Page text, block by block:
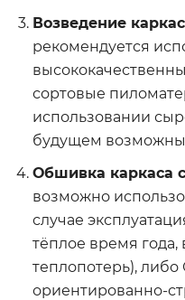
Возведение
рекомендуется
сортовые
использовании
будущем
Обшивка каркаса
возможно
случае
тёплое время
теплопотерь),
ориентированно-